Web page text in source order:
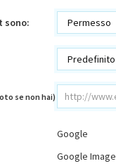
sono:
se non hai)
Google
Google Image